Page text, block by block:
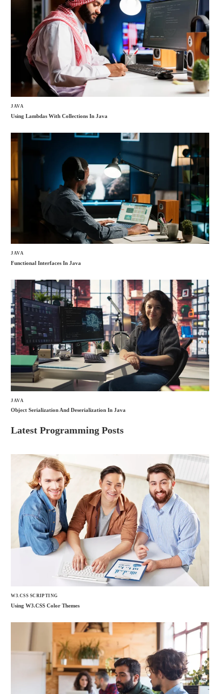
JAVA
Using Lambdas With Collections In Java
JAVA
Functional Interfaces In Java
JAVA
Object Serialization And Deserialization In Java
Latest Programming Posts
W3.CSS SCRIPTING
Using W3.CSS Color Themes